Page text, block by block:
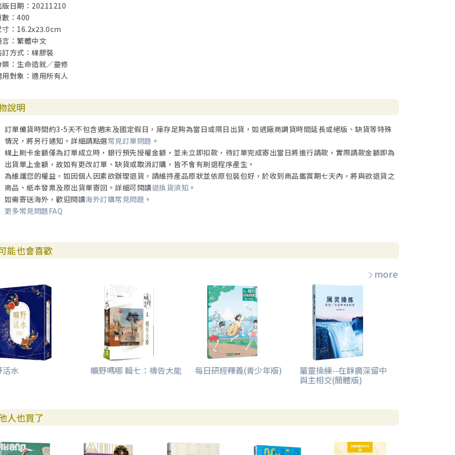
版日期：20211210
數：400
寸：16.2x23.0cm
言：繁體中文
訂方式：線膠裝
類：生命造就／靈修
用對象：適用所有人
說明
訂單備貨時間約3-5天不包含週末及國定假日，庫存足夠為當日或隔日出貨，如遇廠商調貨時間延長或絕版、缺貨等特殊
情況，將另行通知。詳細請點選常見訂單問題 。
線上刷卡金額僅為訂單成立時，銀行預先授權金額，並未立即扣款，待訂單完成寄出當日將進行請款，實際請款金額即為
出貨單上金額，故如有更改訂單、缺貨或取消訂購，皆不會有刷退程序產生。
為維護您的權益，如因個人因素欲辦理退貨，請維持產品原狀並依原包裝包好，於收到商品鑑賞期七天內，將與欲退貨之
商品、紙本發票及原出貨單寄回。詳細可閱讀退換貨須知 。
如需寄送海外，歡迎閱讀海外訂購常見問題 。
更多常見問題FAQ
能也會喜歡
more
活水 曠野嗎哪 輯七：禱告大能 每日研經釋義(青少年版) 屬靈操練--在靜廣深留中
與主相交(簡體版)
人也買了